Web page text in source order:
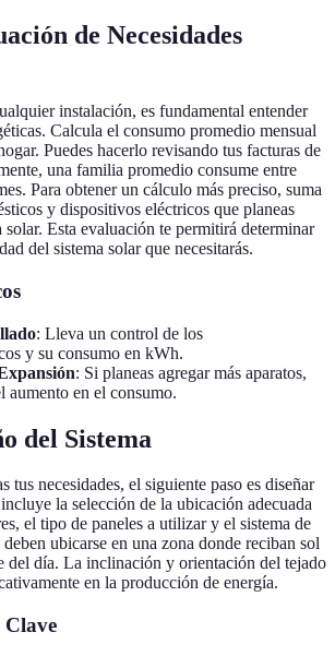
de Necesidades
instalación, es fundamental entender
Calcula el consumo promedio mensual
Puedes hacerlo revisando tus facturas de
una familia promedio consume entre
Para obtener un cálculo más preciso, suma
y dispositivos eléctricos que planeas
Esta evaluación te permitirá determinar
del sistema solar que necesitarás.
: Lleva un control de los
y su consumo en kWh.
: Si planeas agregar más aparatos,
aumento en el consumo.
del Sistema
tus necesidades, el siguiente paso es diseñar
la selección de la ubicación adecuada
el tipo de paneles a utilizar y el sistema de
ubicarse en una zona donde reciban sol
del día. La inclinación y orientación del tejado
en la producción de energía.
Clave